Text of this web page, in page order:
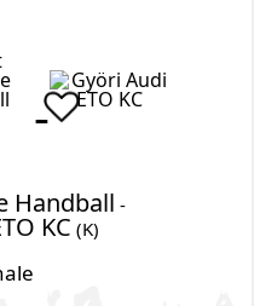
-
Handball -
KC (K)